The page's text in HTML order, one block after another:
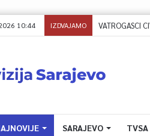
10:44 IZDVAJAMO
SARAJEVO TVSA